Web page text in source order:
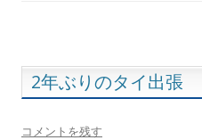
k
2年ぶりのタイ出張
コメントを残す